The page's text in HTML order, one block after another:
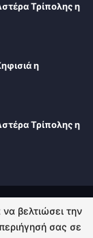
Τρίπολης η
η
Τρίπολης η
βελτιώσει την
σας σε